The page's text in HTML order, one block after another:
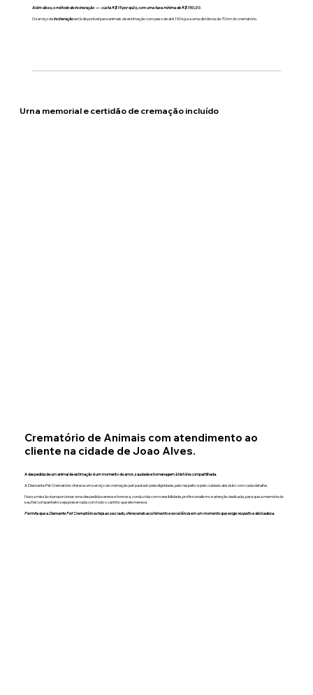
Além disso, o método de incineração — custa R$15 por quilo, com uma taxa mínima de R$150,00.
O serviço deincineraçãoestá disponível para animais de estimação com peso de até 100 kg e a uma distância de 70 km do crematório.
Urna memorial e certidão de cremação incluído
Crematório de Animais com atendimento ao
cliente na cidade de Joao Alves.
A despedida de um animal de estimação é um momento de amor, saudade e homenagem à história compartilhada.
A Diamante Pet Crematório oferece um serviço de cremação pet pautado pela dignidade, pelo respeito e pelo cuidado absoluto com cada detalhe.
Nossa missão é proporcionar uma despedida serena e honrosa, conduzida com sensibilidade, profissionalismo e atenção dedicada, para que a memória do
seu fiel companheiro seja preservada com todo o carinho que ele merece.
Permita que a Diamante Pet Crematório esteja ao seu lado, oferecendo acolhimento e excelência em um momento que exige respeito e delicadeza.